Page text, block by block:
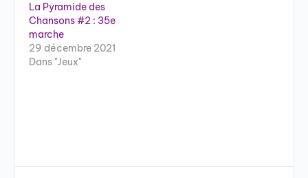
La Pyramide des
Chansons #2 : 35e
marche
29 décembre 2021
Dans "Jeux"